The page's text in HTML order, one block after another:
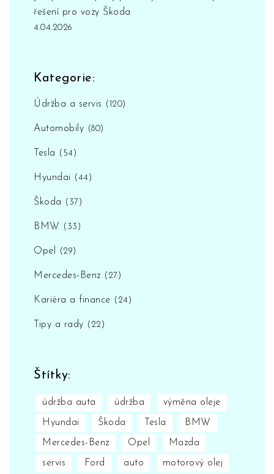
řešení pro vozy Škoda
4.04.2026
Kategorie:
Údržba a servis (120)
Automobily (80)
Tesla (54)
Hyundai (44)
Škoda (37)
BMW (33)
Opel (29)
Mercedes-Benz (27)
Kariéra a finance (24)
Tipy a rady (22)
Štítky:
údržba auta údržba výměna oleje
Hyundai Škoda Tesla BMW
Mercedes-Benz Opel Mazda
servis Ford auto motorový olej